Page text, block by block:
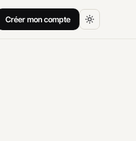
Créer mon compte